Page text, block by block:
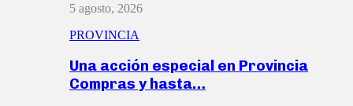
5 agosto, 2026
PROVINCIA
Una acción especial en Provincia
Compras y hasta…